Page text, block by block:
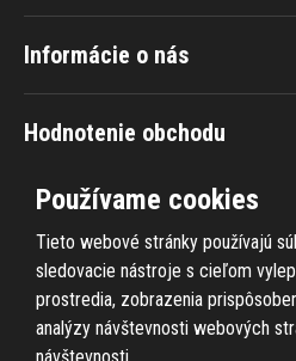
Informácie o nás
Hodnotenie obchodu
+420
Používame cookies
Tieto webové stránky používajú
sledovacie nástroje s cieľom
prostredia, zobrazenia
analýzy návštevnosti webových